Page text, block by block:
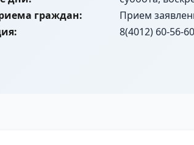
граждан:
Прием
8(4012) 60-56-60